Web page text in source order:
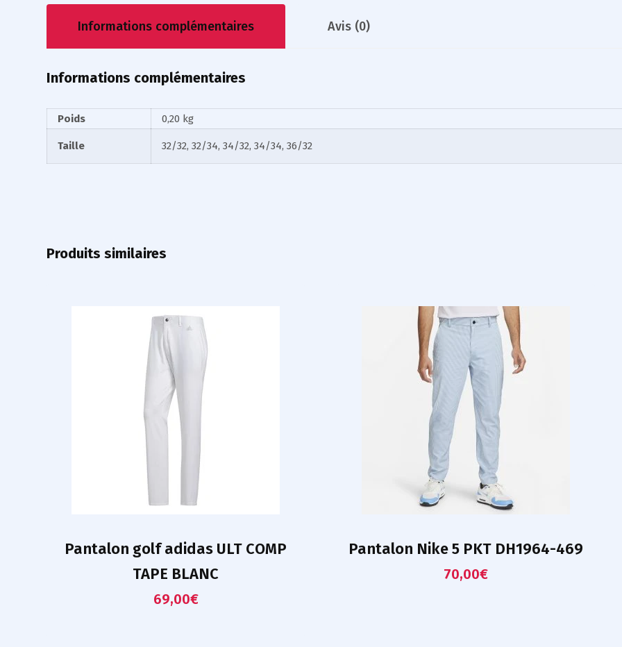
Informations complémentaires Avis (0)
Informations complémentaires
Poids 0,20 kg
Taille 32/32, 32/34, 34/32, 34/34, 36/32
Produits similaires
Pantalon golf adidas ULT COMP
TAPE BLANC
69,00€
Pantalon Nike 5 PKT DH1964-469
70,00€